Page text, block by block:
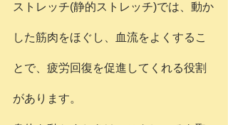
ストレッチ(静的ストレッチ)では、動か
した筋肉をほぐし、血流をよくするこ
とで、疲労回復を促進してくれる役割
があります。